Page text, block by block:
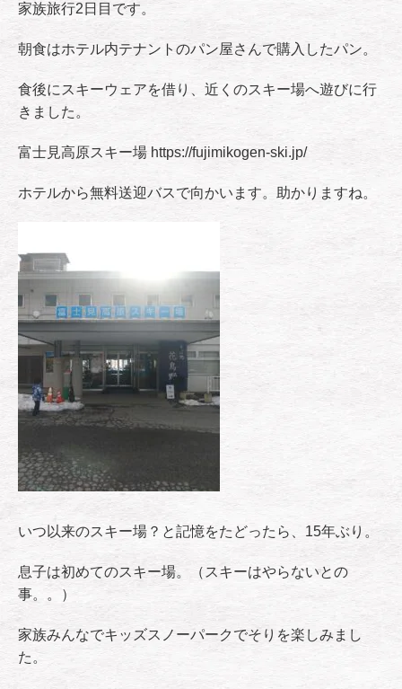
家族旅行2日目です。
朝食はホテル内テナントのパン屋さんで購入したパン。
食後にスキーウェアを借り、近くのスキー場へ遊びに行
きました。
富士見高原スキー場 https://fujimikogen-ski.jp/
ホテルから無料送迎バスで向かいます。助かりますね。
いつ以来のスキー場？と記憶をたどったら、15年ぶり。
息子は初めてのスキー場。（スキーはやらないとの
事。。）
家族みんなでキッズスノーパークでそりを楽しみまし
た。